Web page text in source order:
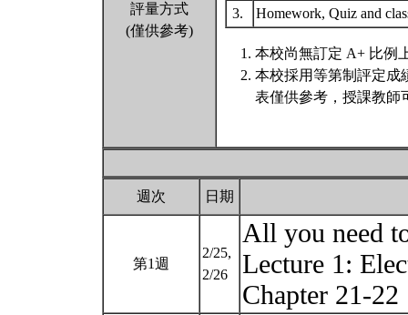
評量方式
(僅供參考)
3.
Homework, Quiz and
本校尚無訂定 A+ 比例
本校採用等第制評定成
表僅供參考，授課教師
週次 日期
第1週
2/25,
2/26
All you need
Lecture 1:
Chapter 21-22